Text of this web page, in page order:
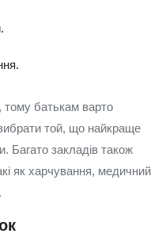
батькам варто
той, що найкраще
Багато закладів також
як харчування, медичний